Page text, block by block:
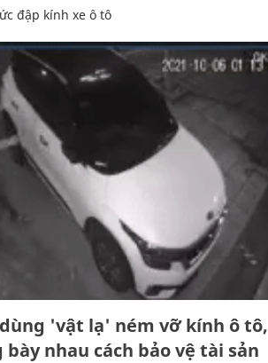
đập kính xe ô tô
'vật lạ' ném vỡ kính ô tô,
bày nhau cách bảo vệ tài sản